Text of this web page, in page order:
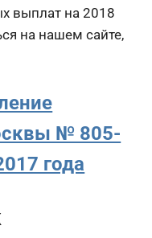
выплат на 2018
на нашем сайте,
№ 805-
года